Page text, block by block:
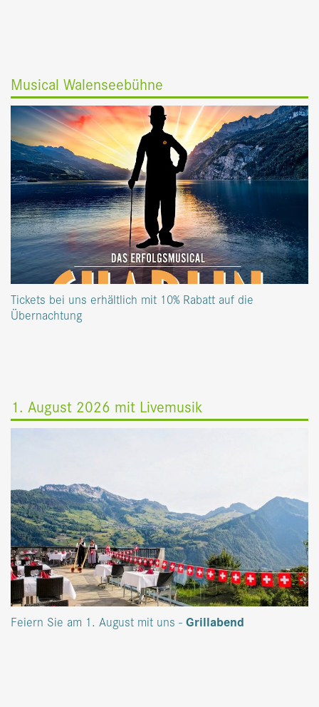
Musical Walenseebühne
Tickets bei uns erhältlich mit 10% Rabatt auf die
Übernachtung
1. August 2026 mit Livemusik
Feiern Sie am 1. August mit uns -Grillabend